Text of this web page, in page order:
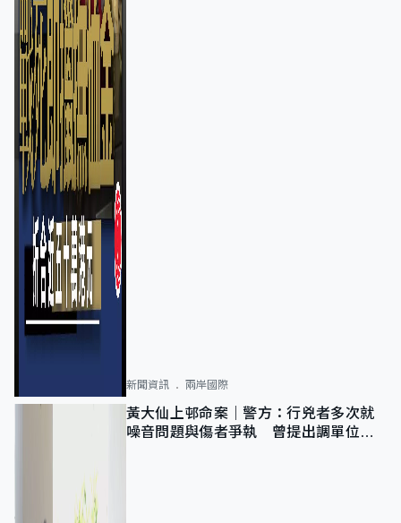
新聞資訊 兩岸國際
黃大仙上邨命案｜警方：行兇者多次就
噪音問題與傷者爭執 曾提出調單位已